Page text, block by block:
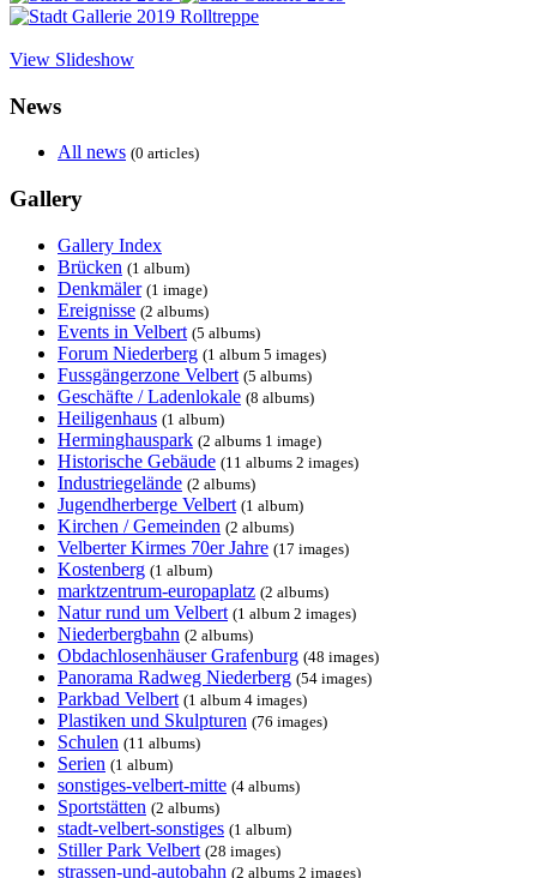
View Slideshow
News
All news (0 articles)
Gallery
Gallery Index
Brücken (1 album)
Denkmäler (1 image)
Ereignisse (2 albums)
Events in Velbert (5 albums)
Forum Niederberg (1 album 5 images)
Fussgängerzone Velbert (5 albums)
Geschäfte / Ladenlokale (8 albums)
Heiligenhaus (1 album)
Herminghauspark (2 albums 1 image)
Historische Gebäude (11 albums 2 images)
Industriegelände (2 albums)
Jugendherberge Velbert (1 album)
Kirchen / Gemeinden (2 albums)
Velberter Kirmes 70er Jahre (17 images)
Kostenberg (1 album)
marktzentrum-europaplatz (2 albums)
Natur rund um Velbert (1 album 2 images)
Niederbergbahn (2 albums)
Obdachlosenhäuser Grafenburg (48 images)
Panorama Radweg Niederberg (54 images)
Parkbad Velbert (1 album 4 images)
Plastiken und Skulpturen (76 images)
Schulen (11 albums)
Serien (1 album)
sonstiges-velbert-mitte (4 albums)
Sportstätten (2 albums)
stadt-velbert-sonstiges (1 album)
Stiller Park Velbert (28 images)
strassen-und-autobahn (2 albums 2 images)